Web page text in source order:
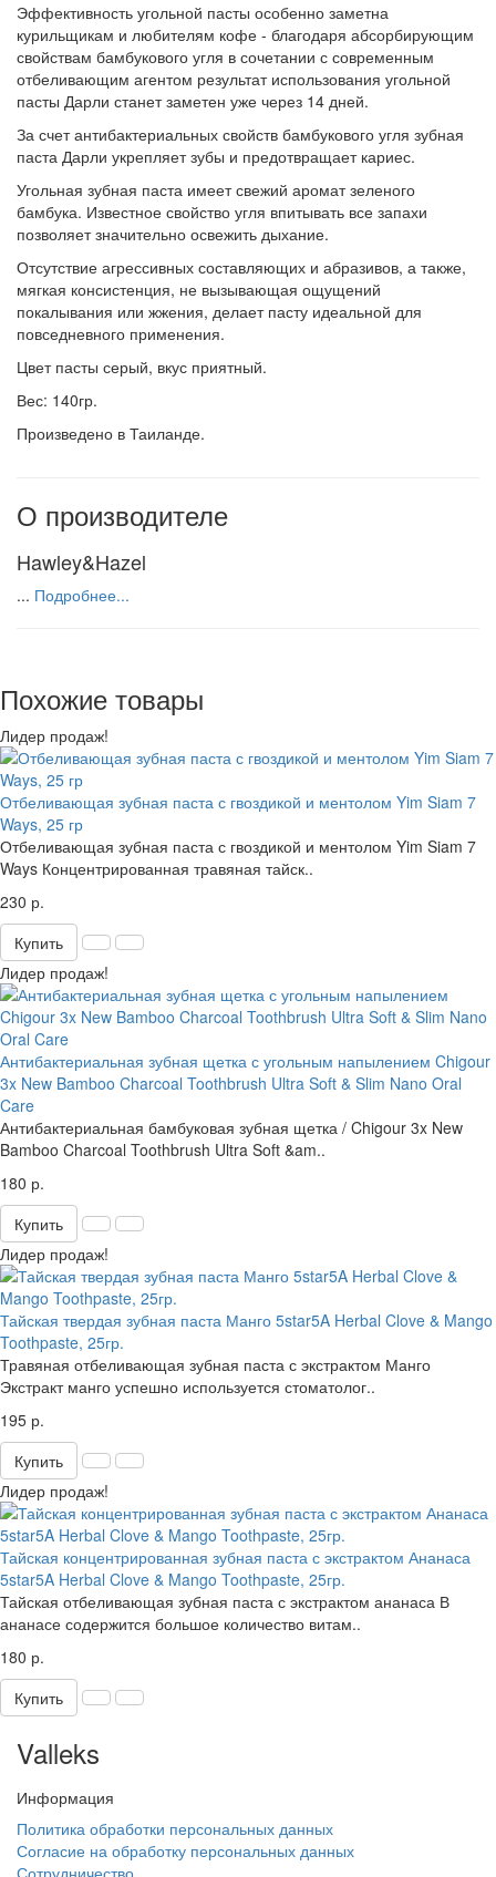
Эффективность угольной пасты особенно заметна
курильщикам и любителям кофе - благодаря абсорбирующим
свойствам бамбукового угля в сочетании с современным
отбеливающим агентом результат использования угольной
пасты Дарли станет заметен уже через 14 дней.
За счет антибактериальных свойств бамбукового угля зубная
паста Дарли укрепляет зубы и предотвращает кариес.
Угольная зубная паста имеет свежий аромат зеленого
бамбука. Известное свойство угля впитывать все запахи
позволяет значительно освежить дыхание.
Отсутствие агрессивных составляющих и абразивов, а также,
мягкая консистенция, не вызывающая ощущений
покалывания или жжения, делает пасту идеальной для
повседневного применения.
Цвет пасты серый, вкус приятный.
Вес: 140гр.
Произведено в Таиланде.
О производителе
Hawley&Hazel
... Подробнее...
Похожие товары
Лидер продаж!
Отбеливающая зубная паста с гвоздикой и ментолом Yim Siam 7
Ways, 25 гр
Отбеливающая зубная паста с гвоздикой и ментолом Yim Siam 7
Ways Концентрированная травяная тайск..
230 р.
Купить
Лидер продаж!
Антибактериальная зубная щетка с угольным напылением Chigour
3x New Bamboo Charcoal Toothbrush Ultra Soft & Slim Nano Oral
Care
Антибактериальная бамбуковая зубная щетка / Chigour 3x New
Bamboo Charcoal Toothbrush Ultra Soft &am..
180 р.
Купить
Лидер продаж!
Тайская твердая зубная паста Манго 5star5A Herbal Clove & Mango
Toothpaste, 25гр.
Травяная отбеливающая зубная паста с экстрактом Манго
Экстракт манго успешно используется стоматолог..
195 р.
Купить
Лидер продаж!
Тайская концентрированная зубная паста с экстрактом Ананаса
5star5A Herbal Clove & Mango Toothpaste, 25гр.
Тайская отбеливающая зубная паста с экстрактом ананаса В
ананасе содержится большое количество витам..
180 р.
Купить
Valleks
Информация
Политика обработки персональных данных
Согласие на обработку персональных данных
Сотрудничество